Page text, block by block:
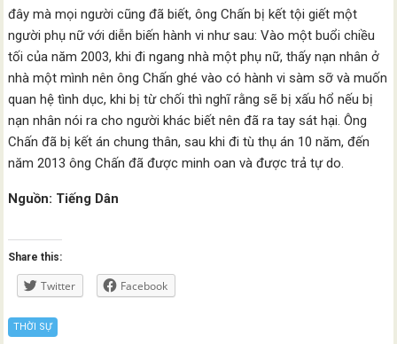
đây mà mọi người cũng đã biết, ông Chấn bị kết tội giết một
người phụ nữ với diễn biến hành vi như sau: Vào một buổi chiều
tối của năm 2003, khi đi ngang nhà một phụ nữ, thấy nạn nhân ở
nhà một mình nên ông Chấn ghé vào có hành vi sàm sỡ và muốn
quan hệ tình dục, khi bị từ chối thì nghĩ rằng sẽ bị xấu hổ nếu bị
nạn nhân nói ra cho người khác biết nên đã ra tay sát hại. Ông
Chấn đã bị kết án chung thân, sau khi đi tù thụ án 10 năm, đến
năm 2013 ông Chấn đã được minh oan và được trả tự do.
Nguồn: Tiếng Dân
Share this:
Twitter Facebook
THỜI SỰ